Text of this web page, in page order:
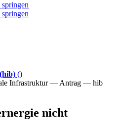
()
Infrastruktur — Antrag — hib
nicht